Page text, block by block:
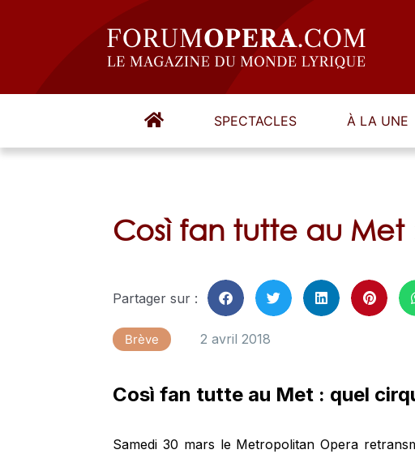
SPECTACLES À LA UNE
Così fan tutte au Met
Partager sur :
Brève 2 avril 2018
Così fan tutte au Met : quel
Samedi 30 mars le Metropolitan Opera